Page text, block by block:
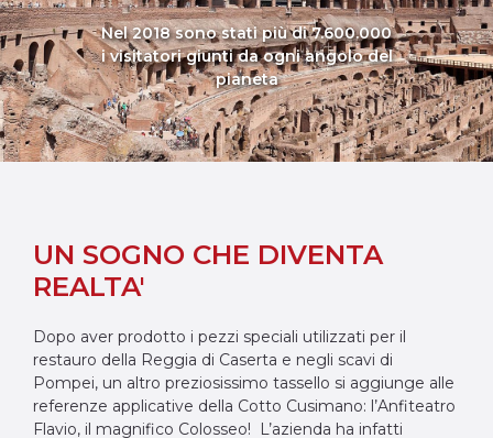
Nel 2018 sono stati più di 7.600.000
i visitatori giunti da ogni angolo del
pianeta
UN SOGNO CHE DIVENTA
REALTA'
Dopo aver prodotto i pezzi speciali utilizzati per il
restauro della Reggia di Caserta e negli scavi di
Pompei, un altro preziosissimo tassello si aggiunge alle
referenze applicative della Cotto Cusimano: l’Anfiteatro
Flavio, il magnifico Colosseo! L’azienda ha infatti